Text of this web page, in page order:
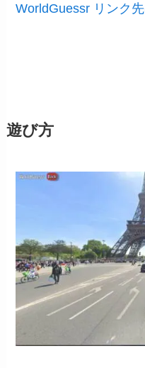
WorldGuessr リンク
遊び方